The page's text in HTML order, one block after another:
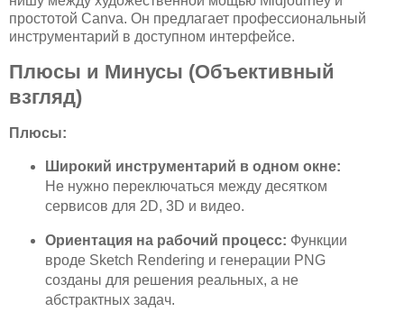
простотой Canva. Он предлагает профессиональный
инструментарий в доступном интерфейсе.
Плюсы и Минусы (Объективный
взгляд)
Плюсы:
Широкий инструментарий в одном окне:
Не нужно переключаться между десятком
сервисов для 2D, 3D и видео.
Ориентация на рабочий процесс: Функции
вроде Sketch Rendering и генерации PNG
созданы для решения реальных, а не
абстрактных задач.